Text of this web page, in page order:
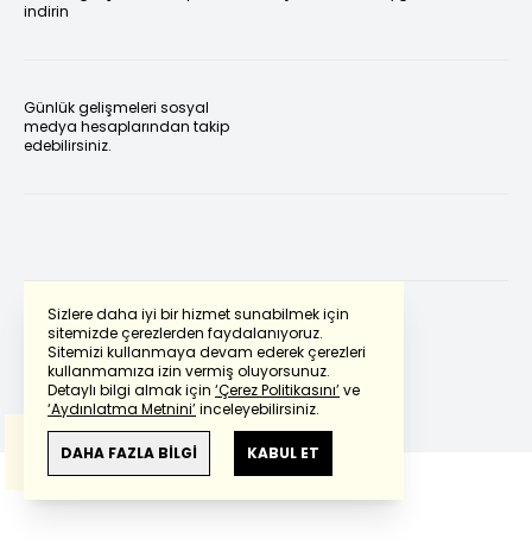
Sizlere daha iyi bir hizmet sunabilmek için
sitemizde çerezlerden faydalanıyoruz.
Sitemizi kullanmaya devam ederek çerezleri
kullanmamıza izin vermiş oluyorsunuz.
Detaylı bilgi almak için ‘Çerez Politikasını’ve
‘Aydınlatma Metnini’inceleyebilirsiniz.
DAHA FAZLA BİLGİ KABUL ET
indirin
Günlük gelişmeleri sosyal
medya hesaplarından takip
edebilirsiniz.
Powered by Translate
Bu çevirideGoogle Transletekullanılmıştır.
Anlam ve çeviri hatalarından
haberturk.com
sorumlu değildir.